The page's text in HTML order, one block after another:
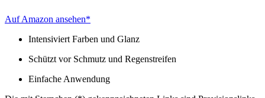
Auf Amazon ansehen*
Intensiviert Farben und Glanz
Schützt vor Schmutz und Regenstreifen
Einfache Anwendung